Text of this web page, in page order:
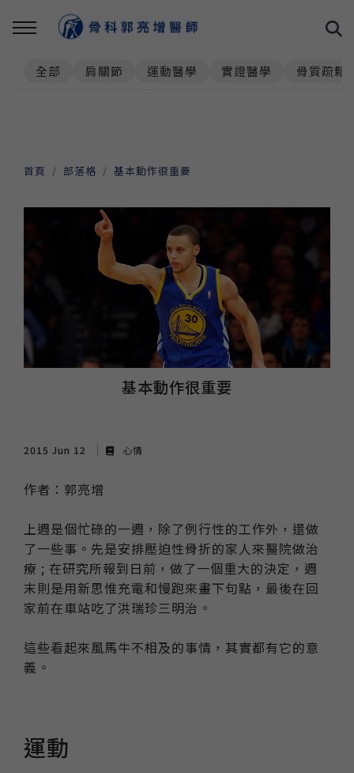
全部 肩關節 運動醫學 實證醫學 骨質疏鬆
首頁 部落格 基本動作很重要
基本動作很重要
2015 Jun 12 心情
作者：郭亮增
上週是個忙碌的一週，除了例行性的工作外，還做
了一些事。先是安排壓迫性骨折的家人來醫院做治
療 ; 在研究所報到日前，做了一個重大的決定，週
末則是用新思惟充電和慢跑來畫下句點，最後在回
家前在車站吃了洪瑞珍三明治。
這些看起來風馬牛不相及的事情，其實都有它的意
義。
運動